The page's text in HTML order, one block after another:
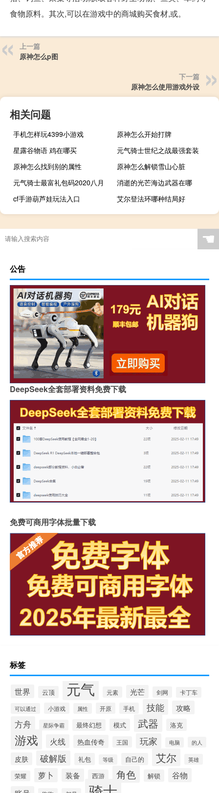
食物原料。其次,可以在游戏中的商城购买食材,或。
上一篇
原神怎么p图
下一篇
原神怎么使用游戏外设
相关问题
手机怎样玩4399小游戏
原神怎么开始打牌
星露谷物语 鸡在哪买
元气骑士世纪之战最强套装
原神怎么找到别的属性
原神怎么解锁雪山心脏
元气骑士最富礼包码2020八月
消逝的光芒海边武器在哪
cf手游葫芦娃玩法入口
艾尔登法环哪种结局好
☚
公告
DeepSeek全套部署资料免费下载
免费可商用字体批量下载
标签
世界 云顶 元气 元素 光芒 剑网 卡丁车
可以通过 小游戏 属性 开原 手机 技能 攻略
方舟 星际争霸 最终幻想 模式 武器 洛克
游戏 火线 热血传奇 王国 玩家 电脑 的人
皮肤 破解版 礼包 等级 自己的 艾尔 英雄
荣耀 萝卜 装备 西游 角色 解锁 谷物